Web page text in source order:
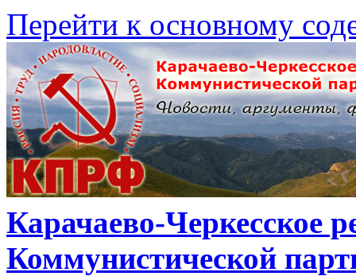
Перейти к основному
Карачаево-Черкесское
Коммунистической